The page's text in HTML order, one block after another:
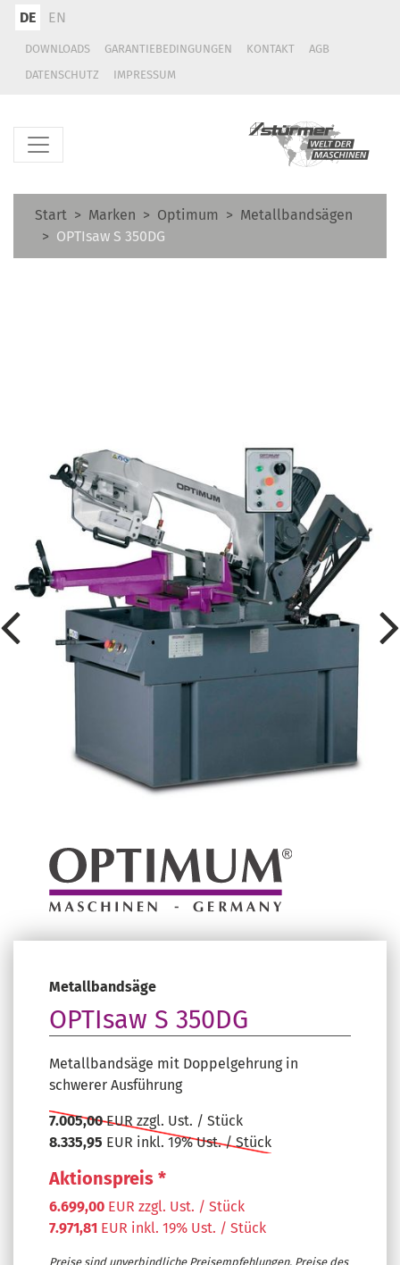
DE EN
DOWNLOADS GARANTIEBEDINGUNGEN KONTAKT
AGB
DATENSCHUTZ
IMPRESSUM
Start Marken Optimum
Metallbandsägen
OPTIsaw S 350DG
Metallbandsäge
OPTIsaw S 350DG
Metallbandsäge mit Doppelgehrung in
schwerer Ausführung
7.005,00EUR zzgl. Ust. / Stück
8.335,95 EUR inkl. 19% Ust. / Stück
Aktionspreis *
6.699,00 EUR zzgl. Ust. / Stück
7.971,81 EUR inkl. 19% Ust. / Stück
Preise sind unverbindliche Preisempfehlungen. Preise des